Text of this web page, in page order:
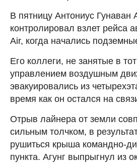
В пятницу Антониус Гунаван
контролировал взлет рейса
Air, когда начались
Его коллеги, не занятые в
управлением воздушным
эвакуировались из
время как он остался на
Отрыв лайнера от земли
сильным толчком, в
рушиться крыша командно-
пункта. Агунг выпрыгнул из